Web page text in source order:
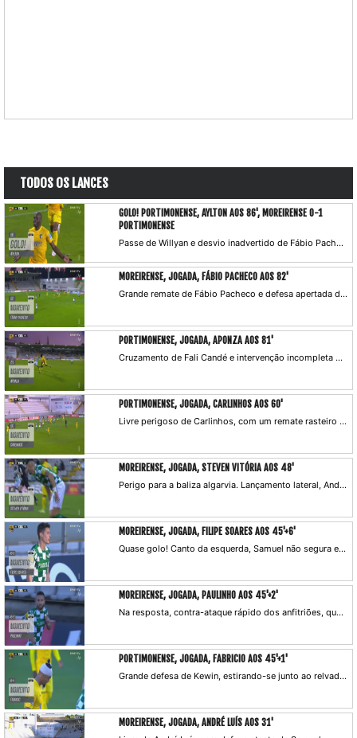
TODOS OS LANCES
GOLO! PORTIMONENSE, AYLTON AOS 86', MOREIRENSE 0-1
PORTIMONENSE
Passe de Willyan e desvio inadvertido de Fábio Pacheco, que deixa o extremo isolado na área e este atira a contar, com a bola a desviar ainda num adversário.
MOREIRENSE, JOGADA, FÁBIO PACHECO AOS 82'
Grande remate de Fábio Pacheco e defesa apertada de Samuel!
PORTIMONENSE, JOGADA, APONZA AOS 81'
Cruzamento de Fali Candé e intervenção incompleta de Kewin perante a presença de Aponza.
PORTIMONENSE, JOGADA, CARLINHOS AOS 60'
Livre perigoso de Carlinhos, com um remate rasteiro que Kewin agarra junto à base do poste!
MOREIRENSE, JOGADA, STEVEN VITÓRIA AOS 48'
Perigo para a baliza algarvia. Lançamento lateral, André Luís desvia ao primeiro poste e remate em esforço do Steven Vitória que Samuel defende.
MOREIRENSE, JOGADA, FILIPE SOARES AOS 45'+6'
Quase golo! Canto da esquerda, Samuel não segura e Filipe Soares cabeceia para a baliza vazia, valendo o corte de Pedrão em cima da linha.
MOREIRENSE, JOGADA, PAULINHO AOS 45'+2'
Na resposta, contra-ataque rápido dos anfitriões, que termina com o remate cruzado de Paulinho perto do poste!
PORTIMONENSE, JOGADA, FABRICIO AOS 45'+1'
Grande defesa de Kewin, estirando-se junto ao relvado para desviar o remate de Fabricio!
MOREIRENSE, JOGADA, ANDRÉ LUÍS AOS 31'